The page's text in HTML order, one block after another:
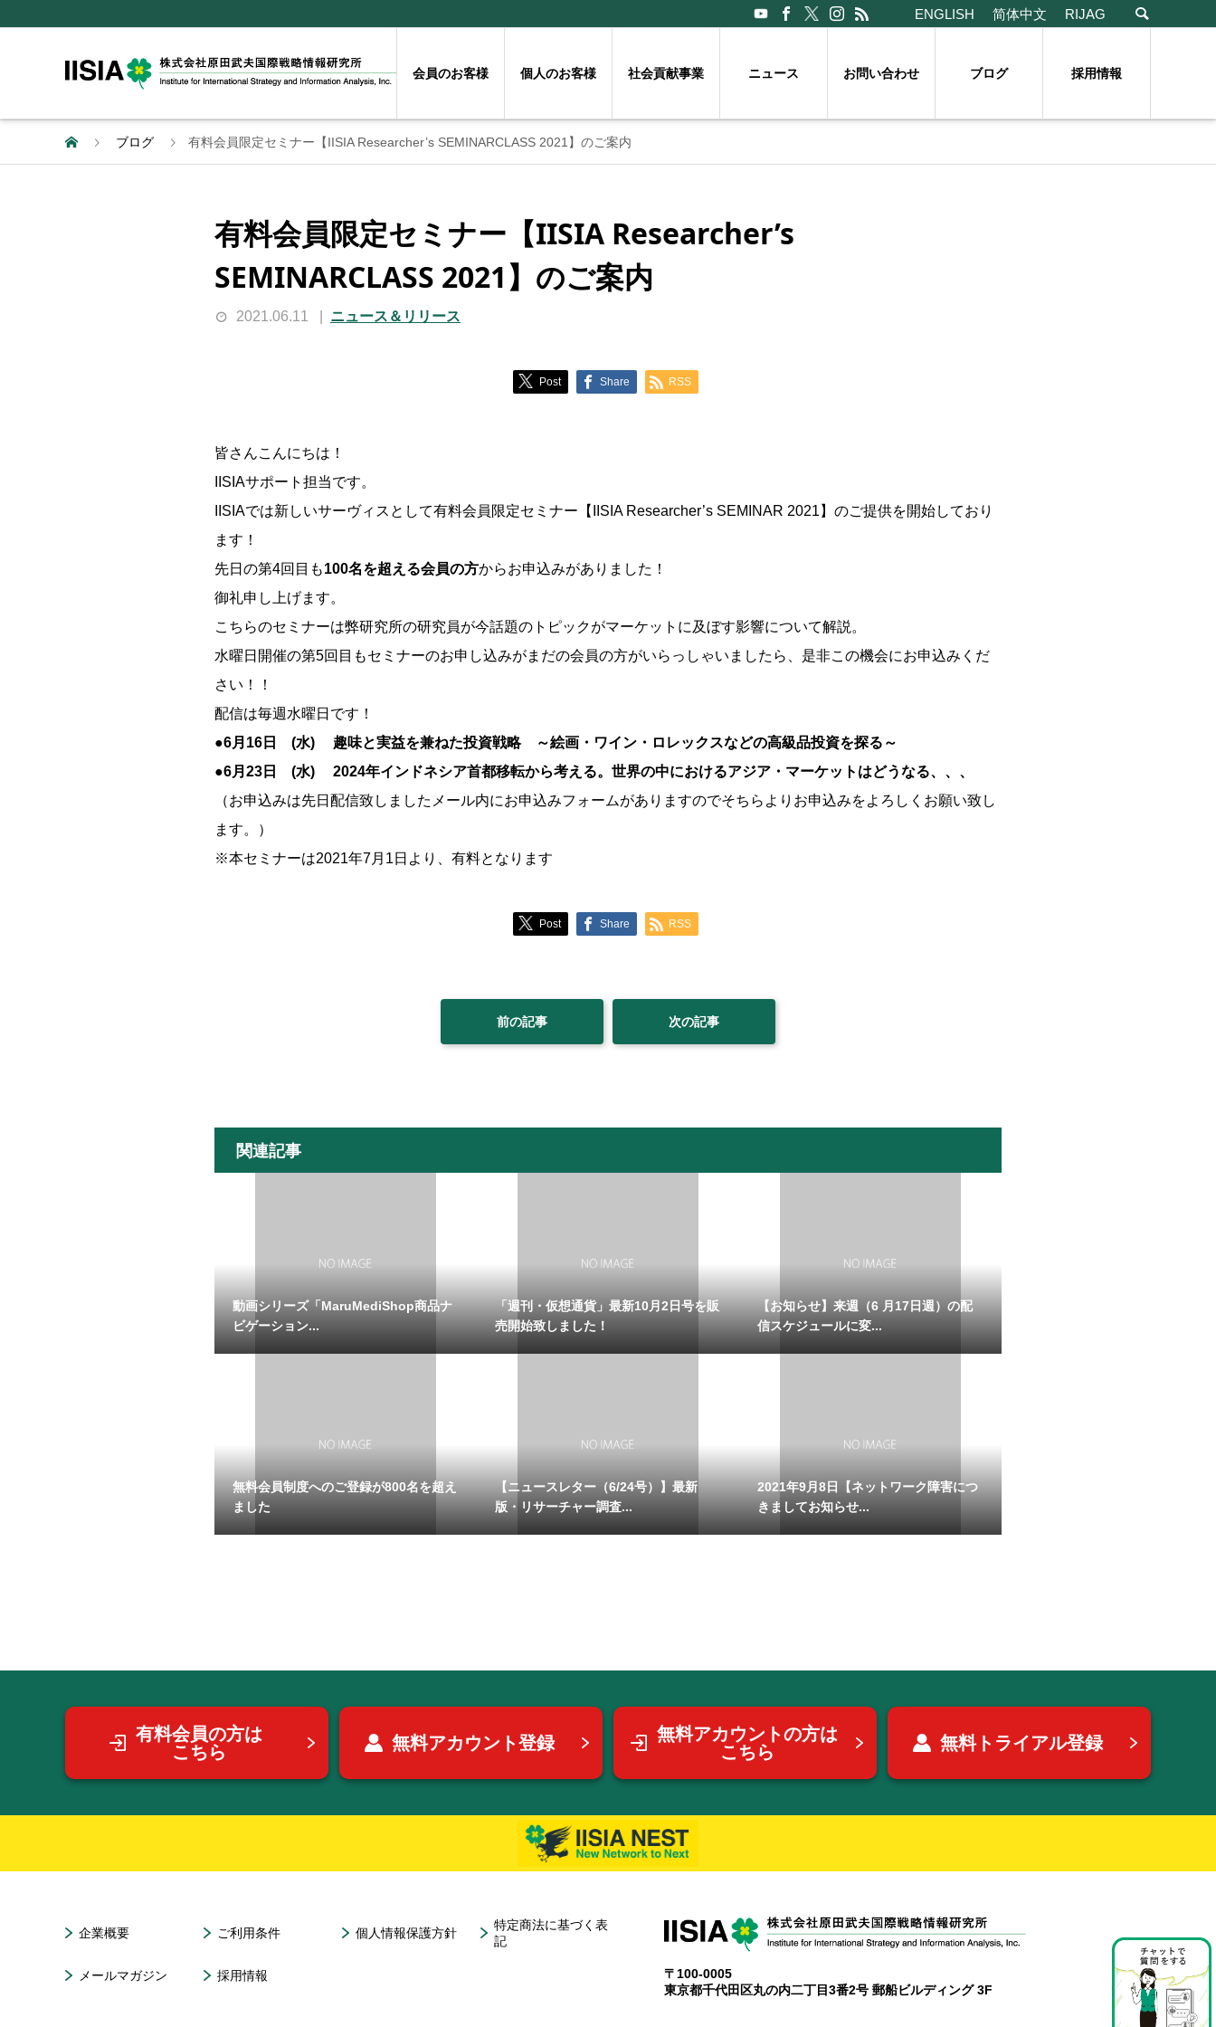
ENGLISH 简体中文 RIJAG
会員のお客様 個人のお客様 社会貢献事業 ニュース お問い合わせ ブログ 採用情報
ブログ 有料会員限定セミナー【IISIA Researcher’s SEMINARCLASS 2021】のご案内
有料会員限定セミナー【IISIA Researcher’s
SEMINARCLASS 2021】のご案内
2021.06.11 ニュース＆リリース
Post Share RSS
皆さんこんにちは！
IISIAサポート担当です。
IISIAでは新しいサーヴィスとして有料会員限定セミナー【IISIA Researcher’s SEMINAR 2021】のご提供を開始しており
ます！
先日の第4回目も100名を超える会員の方からお申込みがありました！
御礼申し上げます。
こちらのセミナーは弊研究所の研究員が今話題のトピックがマーケットに及ぼす影響について解説。
水曜日開催の第5回目もセミナーのお申し込みがまだの会員の方がいらっしゃいましたら、是非この機会にお申込みくだ
さい！！
配信は毎週水曜日です！
●6月16日 (水) 趣味と実益を兼ねた投資戦略 ～絵画・ワイン・ロレックスなどの高級品投資を探る～
●6月23日 (水) 2024年インドネシア首都移転から考える。世界の中におけるアジア・マーケットはどうなる、、、
（お申込みは先日配信致しましたメール内にお申込みフォームがありますのでそちらよりお申込みをよろしくお願い致し
ます。）
※本セミナーは2021年7月1日より、有料となります
Post Share RSS
前の記事 次の記事
関連記事
動画シリーズ「MaruMediShop商品ナ
ビゲーション...
「週刊・仮想通貨」最新10月2日号を販
売開始致しました！
【お知らせ】来週（6 月17日週）の配
信スケジュールに変...
無料会員制度へのご登録が800名を超え
ました
【ニュースレター（6/24号）】最新
版・リサーチャー調査...
2021年9月8日【ネットワーク障害につ
きましてお知らせ...
有料会員の方は
こちら
無料アカウント登録
無料アカウントの方は
こちら
無料トライアル登録
企業概要 ご利用条件 個人情報保護方針
特定商法に基づく表
記
メールマガジン 採用情報
〒100-0005
東京都千代田区丸の内二丁目3番2号 郵船ビルディング 3F